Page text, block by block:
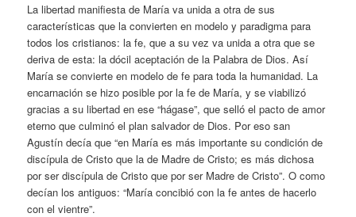
La libertad manifiesta de María va unida a otra de sus
características que la convierten en modelo y paradigma para
todos los cristianos: la fe, que a su vez va unida a otra que se
deriva de esta: la dócil aceptación de la Palabra de Dios. Así
María se convierte en modelo de fe para toda la humanidad. La
encarnación se hizo posible por la fe de María, y se viabilizó
gracias a su libertad en ese “hágase”, que selló el pacto de amor
eterno que culminó el plan salvador de Dios. Por eso san
Agustín decía que “en María es más importante su condición de
discípula de Cristo que la de Madre de Cristo; es más dichosa
por ser discípula de Cristo que por ser Madre de Cristo”. O como
decían los antiguos: “María concibió con la fe antes de hacerlo
con el vientre”.